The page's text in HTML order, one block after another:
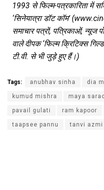
1993 से फिल्म-पत्रकारिता में
‘सिनेयात्रा डॉट कॉम’
समाचार पत्रों, पत्रिकाओं, न्यूज
वाले दीपक ‘फिल्म क्रिटिक्स
टी.वी. से भी जुड़े हुए हैं।)
Tags: anubhav sinha dia
kumud mishra maya
pavail gulati ram kapoor
taapsee pannu tanvi azmi